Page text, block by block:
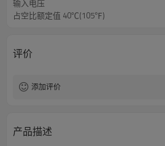
输入电压
占空比额定值 40℃(105℉)
评价
添加评价
产品描述